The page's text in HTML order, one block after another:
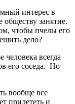
интерес в
занятие.
чтобы пчелы его
дело?
человека всегда
его соседа. Но
вообще все
прилететь и